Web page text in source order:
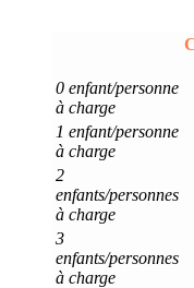
0 enfant/personne
à charge
1 enfant/personne
à charge
2
enfants/personnes
à charge
3
enfants/personnes
à charge